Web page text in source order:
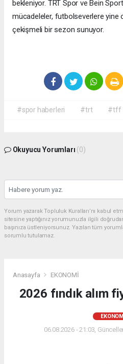
bekleniyor. TRT Spor ve Bein
mücadeleler, futbolseverlere yine
çekişmeli bir sezon sunuyor.
#spor haberleri #trt #tff
Okuyucu Yorumları (0)
Yorum yazarak Topluluk Kuralları’nı kabul
sitesine yaptığınız yorumunuzla ilgili
başınıza üstleniyorsunuz. Yazılan tüm
sorumlu tutulamaz.
Anasayfa EKONOMİ
2026 fındık alım
06.08.2026 - 21:03,